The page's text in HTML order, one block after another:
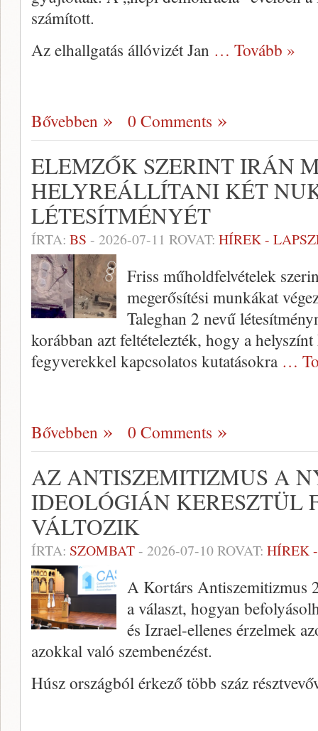
számított.
Az elhallgatás állóvizét Jan … Tovább »
Bővebben 0 Comments
ELEMZŐK SZERINT IRÁN
HELYREÁLLÍTANI KÉT
LÉTESÍTMÉNYÉT
ÍRTA: BS - 2026-07-11 ROVAT: HÍREK -
Friss műholdfelvételek
megerősítési munkákat
Taleghan 2 nevű
korábban azt feltételezték, hogy a
fegyverekkel kapcsolatos kutatásokra …
Bővebben 0 Comments
AZ ANTISZEMITIZMUS A
IDEOLÓGIÁN KERESZTÜL
VÁLTOZIK
ÍRTA: SZOMBAT- 2026-07-10ROVAT: HÍREK
A Kortárs Antiszemitizmus
a választ, hogyan
és Izrael-ellenes érzelmek
azokkal való szembenézést.
Húsz országból érkező több száz